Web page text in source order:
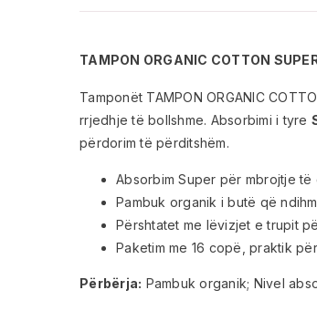
TAMPON ORGANIC COTTON
Tamponët TAMPON ORGANIC
rrjedhje të bollshme. Absorbimi i tyre
përdorim të përditshëm.
Absorbim Super për mbrojtje
Pambuk organik i butë që
Përshtatet me lëvizjet e trupit
Paketim me 16 copë, praktik
Përbërja: Pambuk organik; Nivel